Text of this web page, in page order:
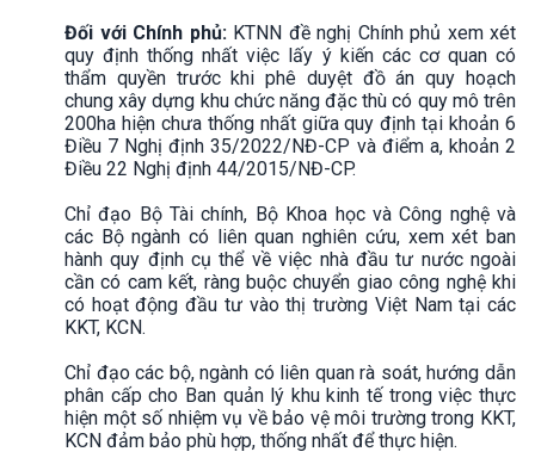
Đối với Chính phủ:KTNN đề nghị Chính phủ xem xét
quy định thống nhất việc lấy ý kiến các cơ quan có
thẩm quyền trước khi phê duyệt đồ án quy hoạch
chung xây dựng khu chức năng đặc thù có quy mô trên
200ha hiện chưa thống nhất giữa quy định tại khoản 6
Điều 7 Nghị định 35/2022/NĐ-CP và điểm a, khoản 2
Điều 22 Nghị định 44/2015/NĐ-CP.
Chỉ đạo Bộ Tài chính, Bộ Khoa học và Công nghệ và
các Bộ ngành có liên quan nghiên cứu, xem xét ban
hành quy định cụ thể về việc nhà đầu tư nước ngoài
cần có cam kết, ràng buộc chuyển giao công nghệ khi
có hoạt động đầu tư vào thị trường Việt Nam tại các
KKT, KCN.
Chỉ đạo các bộ, ngành có liên quan rà soát, hướng dẫn
phân cấp cho Ban quản lý khu kinh tế trong việc thực
hiện một số nhiệm vụ về bảo vệ môi trường trong KKT,
KCN đảm bảo phù hợp, thống nhất để thực hiện.